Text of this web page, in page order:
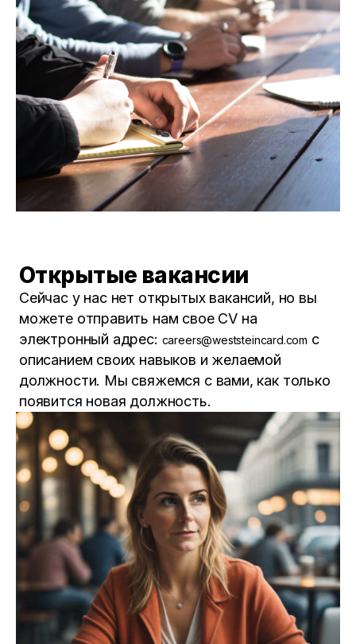
Открытые вакансии
Сейчас у нас нет открытых вакансий, но вы
можете отправить нам свое CV на
электронный адрес: careers@weststeincard.com с
описанием своих навыков и желаемой
должности. Мы свяжемся с вами, как только
появится новая должность.